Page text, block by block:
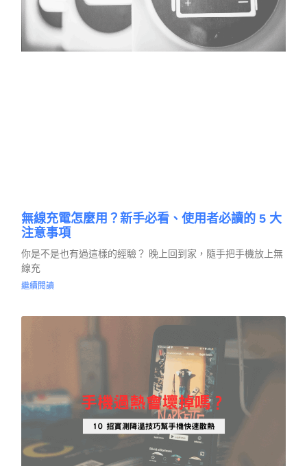
無線充電怎麼用？新手必看、使用者必讀的 5 大
注意事項
你是不是也有過這樣的經驗？ 晚上回到家，隨手把手機放上無
線充
繼續閱讀